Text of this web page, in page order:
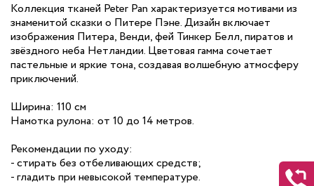
Коллекция тканей Peter Pan характеризуется мотивами из
знаменитой сказки о Питере Пэне. Дизайн включает
изображения Питера, Венди, фей Тинкер Белл, пиратов и
звёздного неба Нетландии. Цветовая гамма сочетает
пастельные и яркие тона, создавая волшебную атмосферу
приключений.
Ширина: 110 см
Намотка рулона: от 10 до 14 метров.
Рекомендации по уходу:
- стирать без отбеливающих средств;
- гладить при невысокой температуре.